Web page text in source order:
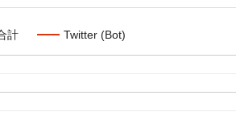
計 Twitter (Bot)